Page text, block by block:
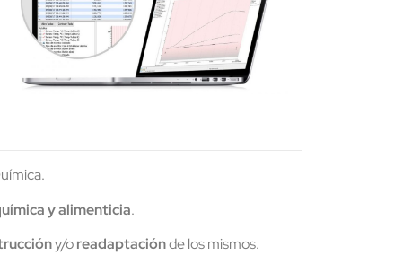
y alimenticia.
y/oreadaptaciónde los mismos.